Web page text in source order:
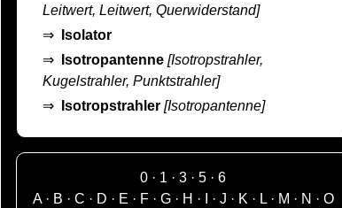
Leitwert, Leitwert, Querwiderstand]
⇒
Isolator
⇒
Isotropantenne[Isotropstrahler,
Kugelstrahler, Punktstrahler]
⇒
Isotropstrahler[Isotropantenne]
0 · 1 ·3 ·5 ·6
A· B · C · D · E · F· G· H · · J · K · L· M · N · O